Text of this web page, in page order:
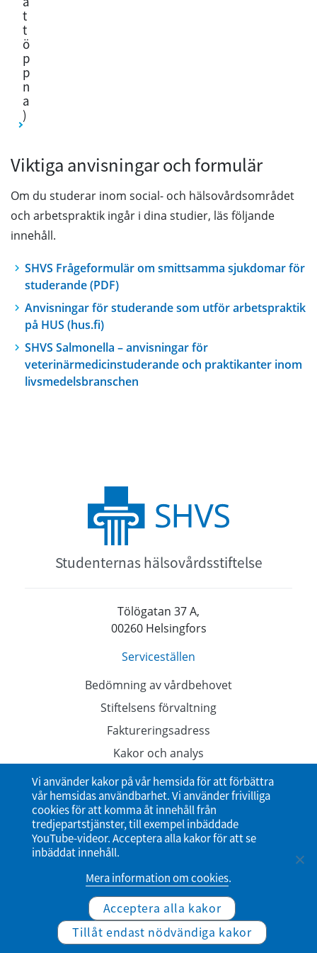
t
t
ö
p
p
n
a
)
Viktiga anvisningar och formulär
Om du studerar inom social- och hälsovårdsområdet
och arbetspraktik ingår i dina studier, läs följande
innehåll.
SHVS Frågeformulär om smittsamma sjukdomar för
studerande (PDF)
Anvisningar för studerande som utför arbetspraktik
på HUS (hus.fi)
SHVS Salmonella – anvisningar för
veterinärmedicinstuderande och praktikanter inom
livsmedelsbranschen
Studenternas hälsovårdsstiftelse
Tölögatan 37 A,
00260 Helsingfors
Serviceställen
Bedömning av vårdbehovet
Stiftelsens förvaltning
Faktureringsadress
Kakor och analys
Dataskyddsbeskrivningar
Tillgänglighetsutlåtande
© Studenternas hälsovårdsstiftelse
Website by Verkkovaraani
Vi använder kakor på vår hemsida för att förbättra
vår hemsidas användbarhet. Vi använder frivilliga
cookies för att komma åt innehåll från
tredjepartstjänster, till exempel inbäddade
YouTube-videor. Acceptera alla kakor för att se
inbäddat innehåll.
Mera information om cookies.
Acceptera alla kakor
Tillåt endast nödvändiga kakor